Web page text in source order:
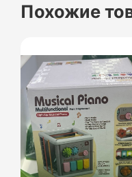
Похожие